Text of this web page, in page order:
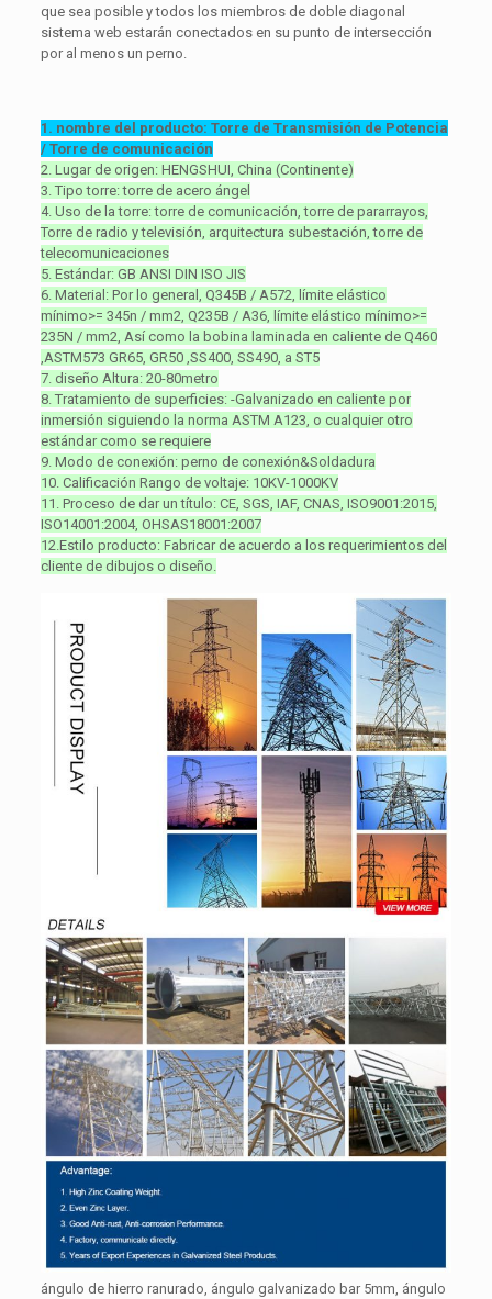
que sea posible y todos los miembros de doble diagonal
sistema web estarán conectados en su punto de intersección
por al menos un perno.
1. nombre del producto: Torre de Transmisión de Potencia
/ Torre de comunicación
2. Lugar de origen: HENGSHUI, China (Continente)
3. Tipo torre: torre de acero ángel
4. Uso de la torre: torre de comunicación, torre de pararrayos,
Torre de radio y televisión, arquitectura subestación, torre de
telecomunicaciones
5. Estándar: GB ANSI DIN ISO JIS
6. Material: Por lo general, Q345B / A572, límite elástico
mínimo>= 345n / mm2, Q235B / A36, límite elástico mínimo>=
235N / mm2, Así como la bobina laminada en caliente de Q460
,ASTM573 GR65, GR50 ,SS400, SS490, a ST5
7. diseño Altura: 20-80metro
8. Tratamiento de superficies: -Galvanizado en caliente por
inmersión siguiendo la norma ASTM A123, o cualquier otro
estándar como se requiere
9. Modo de conexión: perno de conexión&Soldadura
10. Calificación Rango de voltaje: 10KV-1000KV
11. Proceso de dar un título: CE, SGS, IAF, CNAS, ISO9001:2015,
ISO14001:2004, OHSAS18001:2007
12.Estilo producto: Fabricar de acuerdo a los requerimientos del
cliente de dibujos o diseño.
ángulo de hierro ranurado, ángulo galvanizado bar 5mm, ángulo